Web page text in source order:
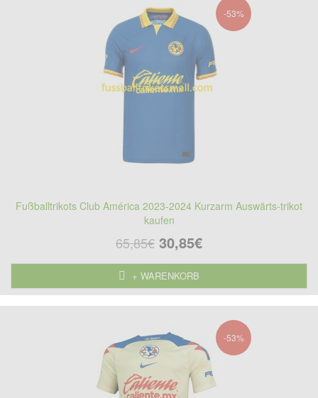
-53%
Fußballtrikots Club América 2023-2024 Kurzarm Auswärts-trikot
kaufen
65,85€ 30,85€
+ WARENKORB
-53%